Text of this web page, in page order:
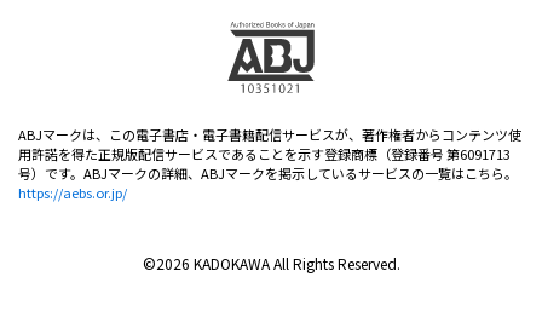
ABJマークは、この電子書店・電子書籍配信サービスが、著作権者からコンテンツ使
用許諾を得た正規版配信サービスであることを示す登録商標（登録番号 第6091713
号）です。ABJマークの詳細、ABJマークを掲示しているサービスの一覧はこちら。
https://aebs.or.jp/
©2026 KADOKAWA All Rights Reserved.